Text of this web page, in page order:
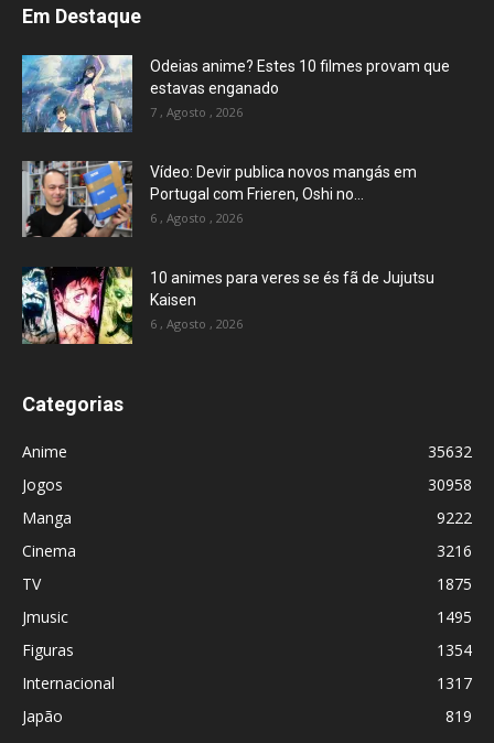
Em Destaque
Odeias anime? Estes 10 filmes provam que
estavas enganado
7 , Agosto , 2026
Vídeo: Devir publica novos mangás em
Portugal com Frieren, Oshi no...
6 , Agosto , 2026
10 animes para veres se és fã de Jujutsu
Kaisen
6 , Agosto , 2026
Categorias
Anime
35632
Jogos
30958
Manga
9222
Cinema
3216
TV
1875
Jmusic
1495
Figuras
1354
Internacional
1317
Japão
819